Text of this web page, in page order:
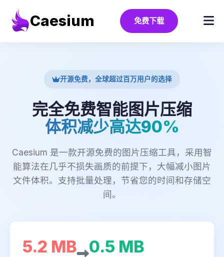
Caesium 免费下载
开源免费，全球超过百万用户的选择
完全免费智能图片压缩
体积减少高达90%
Caesium 是一款开源免费的图片压缩工具，采用智
能算法在几乎不损失画质的前提下，大幅减小图片
文件体积。支持批量处理，节省您的时间和存储空
间。
5.2 MB 0.6 MB